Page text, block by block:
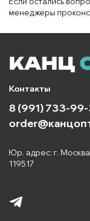
менеджеры
Контакты
8 (991) 733-
Юр. адрес: г.
119517